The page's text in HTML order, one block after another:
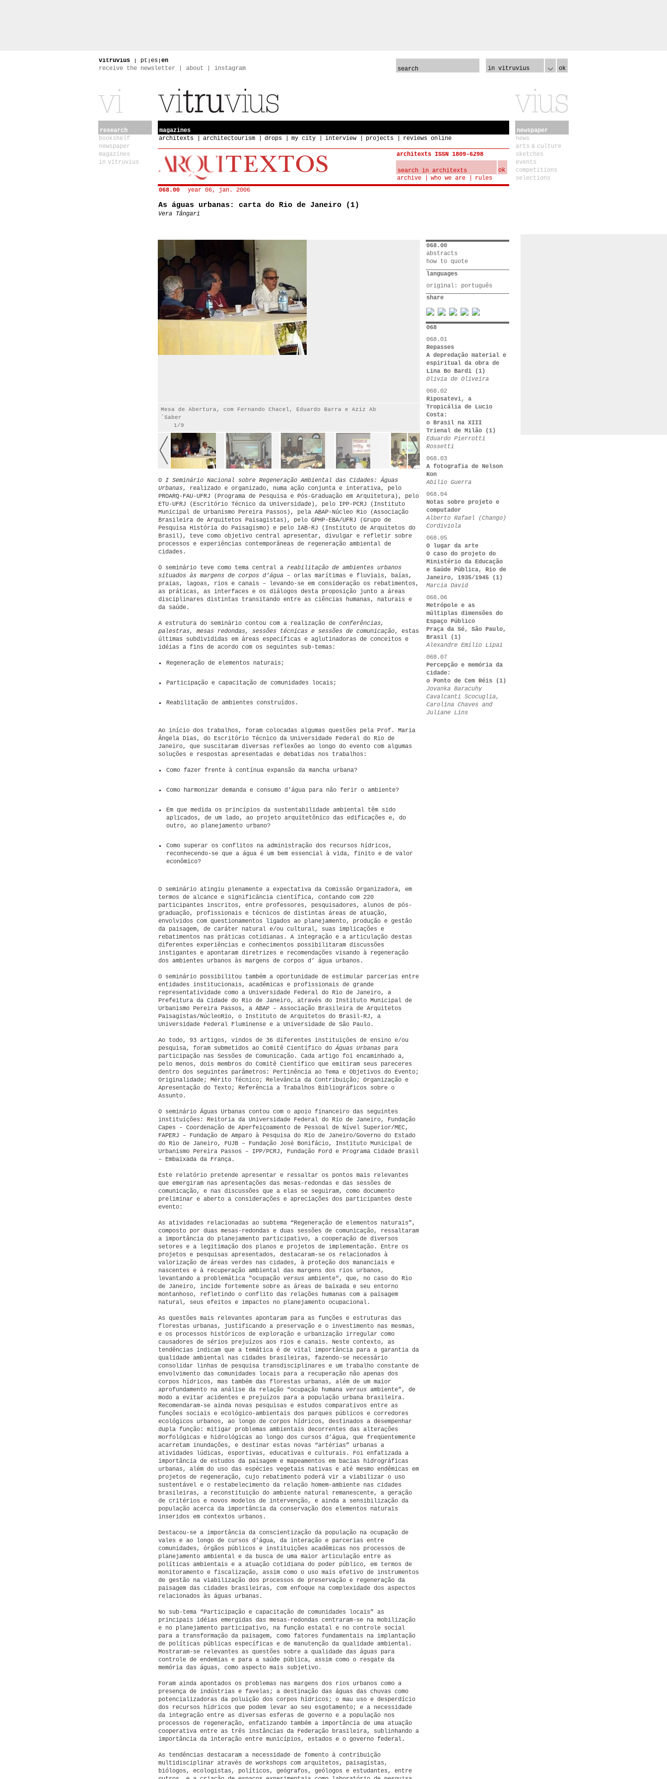
vitruvius | pt | es | en
receive the newsletter
about instagram in vitruvius ok
research
bookshelf
newspaper
magazines
in vitruvius
magazines
architexts
architectourism drops my city interview projects reviews online
architexts ISSN 1809-6298
ok
archive
who we are
rules
068.00
year 06, jan. 2006
As águas urbanas: carta do Rio de Janeiro (1)
Vera Tângari
Mesa de Abertura, com Fernando Chacel, Eduardo Barra e Aziz Ab
´Saber
1/9
O I Seminário Nacional sobre Regeneração Ambiental das Cidades: Águas
Urbanas, realizado e organizado, numa ação conjunta e interativa, pelo
PROARQ-FAU-UFRJ (Programa de Pesquisa e Pós-Graduação em Arquitetura), pelo
ETU-UFRJ (Escritório Técnico da Universidade), pelo IPP-PCRJ (Instituto
Municipal de Urbanismo Pereira Passos), pela ABAP-Núcleo Rio (Associação
Brasileira de Arquitetos Paisagistas), pelo GPHP-EBA/UFRJ (Grupo de
Pesquisa História do Paisagismo) e pelo IAB-RJ (Instituto de Arquitetos do
Brasil), teve como objetivo central apresentar, divulgar e refletir sobre
processos e experiências contemporâneas de regeneração ambiental de
cidades.
O seminário teve como tema central a reabilitação de ambientes urbanos
situados às margens de corpos d’água – orlas marítimas e fluviais, baías,
praias, lagoas, rios e canais – levando-se em consideração os rebatimentos,
as práticas, as interfaces e os diálogos desta proposição junto a áreas
disciplinares distintas transitando entre as ciências humanas, naturais e
da saúde.
A estrutura do seminário contou com a realização de conferências,
palestras, mesas redondas, sessões técnicas e sessões de comunicação, estas
últimas subdivididas em áreas específicas e aglutinadoras de conceitos e
idéias a fins de acordo com os seguintes sub-temas:
Regeneração de elementos naturais;
Participação e capacitação de comunidades locais;
Reabilitação de ambientes construídos.
Ao início dos trabalhos, foram colocadas algumas questões pela Prof. Maria
Ângela Dias, do Escritório Técnico da Universidade Federal do Rio de
Janeiro, que suscitaram diversas reflexões ao longo do evento com algumas
soluções e respostas apresentadas e debatidas nos trabalhos:
Como fazer frente à contínua expansão da mancha urbana?
Como harmonizar demanda e consumo d’água para não ferir o ambiente?
Em que medida os princípios da sustentabilidade ambiental têm sido
aplicados, de um lado, ao projeto arquitetônico das edificações e, do
outro, ao planejamento urbano?
Como superar os conflitos na administração dos recursos hídricos,
reconhecendo-se que a água é um bem essencial à vida, finito e de valor
econômico?
O seminário atingiu plenamente a expectativa da Comissão Organizadora, em
termos de alcance e significância científica, contando com 220
participantes inscritos, entre professores, pesquisadores, alunos de pós-
graduação, profissionais e técnicos de distintas áreas de atuação,
envolvidos com questionamentos ligados ao planejamento, produção e gestão
da paisagem, de caráter natural e/ou cultural, suas implicações e
rebatimentos nas práticas cotidianas. A integração e a articulação destas
diferentes experiências e conhecimentos possibilitaram discussões
instigantes e apontaram diretrizes e recomendações visando à regeneração
dos ambientes urbanos às margens de corpos d’ água urbanos.
O seminário possibilitou também a oportunidade de estimular parcerias entre
entidades institucionais, acadêmicas e profissionais de grande
representatividade como a Universidade Federal do Rio de Janeiro, a
Prefeitura da Cidade do Rio de Janeiro, através do Instituto Municipal de
Urbanismo Pereira Passos, a ABAP – Associação Brasileira de Arquitetos
Paisagistas/NúcleoRio, o Instituto de Arquitetos do Brasil-RJ, a
Universidade Federal Fluminense e a Universidade de São Paulo.
Ao todo, 93 artigos, vindos de 36 diferentes instituições de ensino e/ou
pesquisa, foram submetidos ao Comitê Científico doÁguas Urbanas para
participação nas Sessões de Comunicação. Cada artigo foi encaminhado a,
pelo menos, dois membros do Comitê Científico que emitiram seus pareceres
dentro dos seguintes parâmetros: Pertinência ao Tema e Objetivos do Evento;
Originalidade; Mérito Técnico; Relevância da Contribuição; Organização e
Apresentação do Texto; Referência a Trabalhos Bibliográficos sobre o
Assunto.
O seminário Águas Urbanas contou com o apoio financeiro das seguintes
instituições: Reitoria da Universidade Federal do Rio de Janeiro, Fundação
Capes – Coordenação de Aperfeiçoamento de Pessoal de Nível Superior/MEC,
FAPERJ – Fundação de Amparo à Pesquisa do Rio de Janeiro/Governo do Estado
do Rio de Janeiro, FUJB – Fundação José Bonifácio, Instituto Municipal de
Urbanismo Pereira Passos – IPP/PCRJ, Fundação Ford e Programa Cidade Brasil
– Embaixada da França.
Este relatório pretende apresentar e ressaltar os pontos mais relevantes
que emergiram nas apresentações das mesas-redondas e das sessões de
comunicação, e nas discussões que a elas se seguiram, como documento
preliminar e aberto a considerações e apreciações dos participantes deste
evento:
As atividades relacionadas ao subtema “Regeneração de elementos naturais”,
composto por duas mesas-redondas e duas sessões de comunicação, ressaltaram
a importância do planejamento participativo, a cooperação de diversos
setores e a legitimação dos planos e projetos de implementação. Entre os
projetos e pesquisas apresentados, destacaram-se os relacionados à
valorização de áreas verdes nas cidades, à proteção dos mananciais e
nascentes e à recuperação ambiental das margens dos rios urbanos,
levantando a problemática "ocupação versus ambiente", que, no caso do Rio
de Janeiro, incide fortemente sobre as áreas de baixada e seu entorno
montanhoso, refletindo o conflito das relações humanas com a paisagem
natural, seus efeitos e impactos no planejamento ocupacional.
As questões mais relevantes apontaram para as funções e estruturas das
florestas urbanas, justificando a preservação e o investimento nas mesmas,
e os processos históricos de exploração e urbanização irregular como
causadores de sérios prejuízos aos rios e canais. Neste contexto, as
tendências indicam que a temática é de vital importância para a garantia da
qualidade ambiental nas cidades brasileiras, fazendo-se necessário
consolidar linhas de pesquisa transdisciplinares e um trabalho constante de
envolvimento das comunidades locais para a recuperação não apenas dos
corpos hídricos, mas também das florestas urbanas, além de um maior
aprofundamento na análise da relação “ocupação humana versus ambiente”, de
modo a evitar acidentes e prejuízos para a população urbana brasileira.
Recomendaram-se ainda novas pesquisas e estudos comparativos entre as
funções sociais e ecológico-ambientais dos parques públicos e corredores
ecológicos urbanos, ao longo de corpos hídricos, destinados a desempenhar
dupla função: mitigar problemas ambientais decorrentes das alterações
morfológicas e hidrológicas ao longo dos cursos d’água, que freqüentemente
acarretam inundações, e destinar estas novas “artérias” urbanas a
atividades lúdicas, esportivas, educativas e culturais. Foi enfatizada a
importância de estudos da paisagem e mapeamentos em bacias hidrográficas
urbanas, além do uso das espécies vegetais nativas e até mesmo endêmicas em
projetos de regeneração, cujo rebatimento poderá vir a viabilizar o uso
sustentável e o restabelecimento da relação homem-ambiente nas cidades
brasileiras, a reconstituição do ambiente natural remanescente, a geração
de critérios e novos modelos de intervenção, e ainda a sensibilização da
população acerca da importância da conservação dos elementos naturais
inseridos em contextos urbanos.
Destacou-se a importância da conscientização da população na ocupação de
vales e ao longo de cursos d’água, da interação e parcerias entre
comunidades, órgãos públicos e instituições acadêmicas nos processos de
planejamento ambiental e da busca de uma maior articulação entre as
políticas ambientais e a atuação cotidiana do poder público, em termos de
monitoramento e fiscalização, assim como o uso mais efetivo de instrumentos
de gestão na viabilização dos processos de preservação e regeneração da
paisagem das cidades brasileiras, com enfoque na complexidade dos aspectos
relacionados às águas urbanas.
No sub-tema “Participação e capacitação de comunidades locais” as
principais idéias emergidas das mesas-redondas centraram-se na mobilização
e no planejamento participativo, na função estatal e no controle social
para a transformação da paisagem, como fatores fundamentais na implantação
de políticas públicas específicas e de manutenção da qualidade ambiental.
Mostraram-se relevantes as questões sobre a qualidade das águas para
controle de endemias e para a saúde pública, assim como o resgate da
memória das águas, como aspecto mais subjetivo.
Foram ainda apontados os problemas nas margens dos rios urbanos como a
presença de indústrias e favelas; a destinação das águas das chuvas como
potencializadoras da poluição dos corpos hídricos; o mau uso e desperdício
dos recursos hídricos que podem levar ao seu esgotamento; e a necessidade
da integração entre as diversas esferas de governo e a população nos
processos de regeneração, enfatizando também a importância de uma atuação
cooperativa entre as três instâncias da Federação brasileira, sublinhando a
importância da interação entre municípios, estados e o governo federal.
As tendências destacaram a necessidade de fomento à contribuição
multidisciplinar através de workshops com arquitetos, paisagistas,
biólogos, ecologistas, políticos, geógrafos, geólogos e estudantes, entre
068.00
abstracts
how to quote
languages
original: português
share
068
068.01
Repasses
A depredação material e
espiritual da obra de
Lina Bo Bardi (1)
Olivia de Oliveira
068.02
Riposatevi, a
Tropicália de Lucio
Costa:
o Brasil na XIII
Trienal de Milão (1)
Eduardo Pierrotti
Rossetti
068.03
A fotografia de Nelson
Kon
Abilio Guerra
068.04
Notas sobre projeto e
computador
Alberto Rafael (Chango)
Cordiviola
068.05
O lugar da arte
O caso do projeto do
Ministério da Educação
e Saúde Pública, Rio de
Janeiro, 1935/1945 (1)
Marcia David
068.06
Metrópole e as
múltiplas dimensões do
Espaço Público
Praça da Sé, São Paulo,
Brasil (1)
Alexandre Emílio Lipai
068.07
Percepção e memória da
cidade:
o Ponto de Cem Réis (1)
Jovanka Baracuhy
Cavalcanti Scocuglia,
Carolina Chaves and
Juliane Lins
newspaper
news
arts & culture
sketches
events
competitions
selections